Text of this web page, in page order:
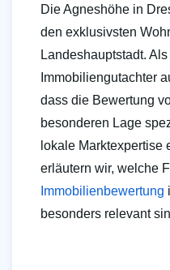
Die Agneshöhe in
den exklusivsten
Landeshauptstadt.
Immobiliengutachter
dass die Bewertung
besonderen Lage
lokale Marktexpertise
erläutern wir, welche
Immobilienbewertung
besonders relevant